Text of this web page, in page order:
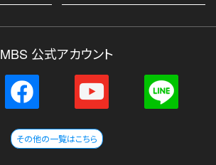
MBS 公式アカウント
その他の一覧はこちら